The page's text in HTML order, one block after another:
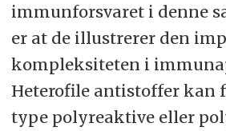
immunforsvaret i denne
er at de illustrerer den
kompleksiteten i
Heterofile antistoffer kan
type polyreaktive eller